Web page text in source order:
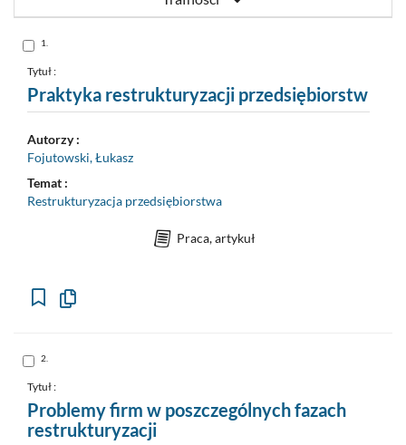
Skocz
do
nr
1
1.
Tytuł :
Praktyka restrukturyzacji przedsiębiorstw
Autorzy :
Fojutowski, Łukasz
Temat :
Restrukturyzacja przedsiębiorstwa
Praca, artykuł
Kopiuj
Skocz
nr
2
2.
Tytuł :
Problemy firm w poszczególnych fazach
restrukturyzacji